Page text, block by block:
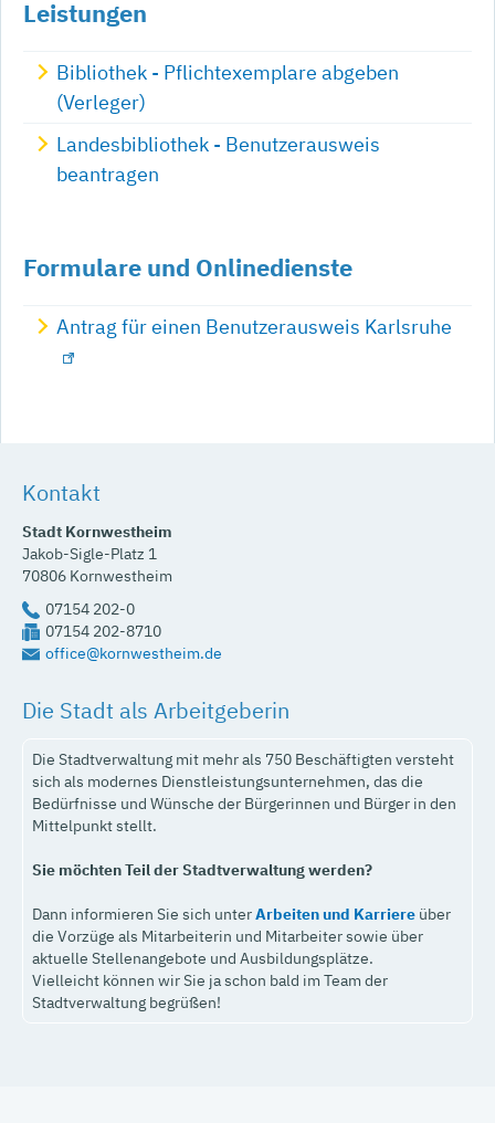
Leistungen
Bibliothek - Pflichtexemplare abgeben
(Verleger)
Landesbibliothek - Benutzerausweis
beantragen
Formulare und Onlinedienste
Antrag für einen Benutzerausweis Karlsruhe
Kontakt
Stadt Kornwestheim
Jakob-Sigle-Platz 1
70806 Kornwestheim
office@kornwestheim.de
07154 202-0
07154 202-8710
Die Stadt als Arbeitgeberin
Die Stadtverwaltung mit mehr als 750 Beschäftigten versteht
sich als modernes Dienstleistungsunternehmen, das die
Bedürfnisse und Wünsche der Bürgerinnen und Bürger in den
Mittelpunkt stellt.
Sie möchten Teil der Stadtverwaltung werden?
Dann informieren Sie sich unterArbeiten und Karriere über
die Vorzüge als Mitarbeiterin und Mitarbeiter sowie über
aktuelle Stellenangebote und Ausbildungsplätze.
Vielleicht können wir Sie ja schon bald im Team der
Stadtverwaltung begrüßen!